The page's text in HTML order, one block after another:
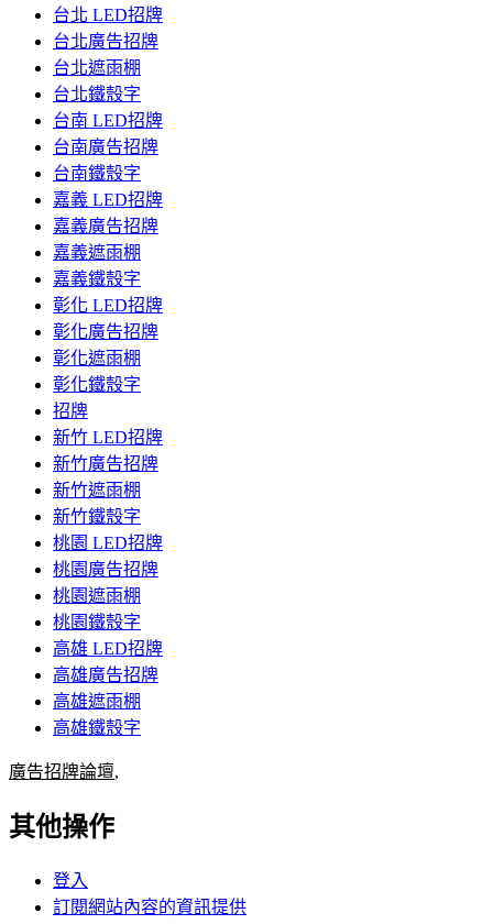
台北 LED招牌
台北廣告招牌
台北遮雨棚
台北鐵殼字
台南 LED招牌
台南廣告招牌
台南鐵殼字
嘉義 LED招牌
嘉義廣告招牌
嘉義遮雨棚
嘉義鐵殼字
彰化 LED招牌
彰化廣告招牌
彰化遮雨棚
彰化鐵殼字
招牌
新竹 LED招牌
新竹廣告招牌
新竹遮雨棚
新竹鐵殼字
桃園 LED招牌
桃園廣告招牌
桃園遮雨棚
桃園鐵殼字
高雄 LED招牌
高雄廣告招牌
高雄遮雨棚
高雄鐵殼字
廣告招牌論壇,
其他操作
登入
訂閱網站內容的資訊提供